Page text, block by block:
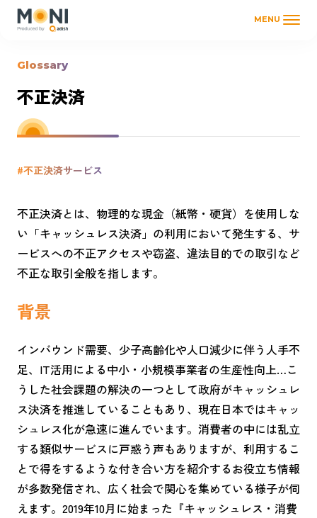
MENU
Glossary
不正決済
#不正決済サービス
不正決済とは、物理的な現金（紙幣・硬貨）を使用しな
い「キャッシュレス決済」の利用において発生する、サ
ービスへの不正アクセスや窃盗、違法目的での取引など
不正な取引全般を指します。
背景
インバウンド需要、少子高齢化や人口減少に伴う人手不
足、IT活用による中小・小規模事業者の生産性向上…こ
うした社会課題の解決の一つとして政府がキャッシュレ
ス決済を推進していることもあり、現在日本ではキャッ
シュレス化が急速に進んでいます。消費者の中には乱立
する類似サービスに戸惑う声もありますが、利用するこ
とで得をするような付き合い方を紹介するお役立ち情報
が多数発信され、広く社会で関心を集めている様子が伺
えます。2019年10月に始まった『キャッシュレス・消費